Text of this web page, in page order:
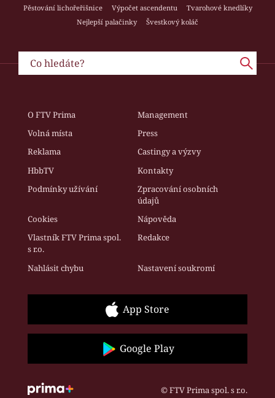
Pěstování lichořeřišnice
Výpočet ascendentu
Tvarohové knedlíky
Nejlepší palačinky
Švestkový koláč
O FTV Prima
Management
Volná místa
Press
Reklama
Castingy a výzvy
HbbTV
Kontakty
Podmínky užívání
Zpracování osobních
údajů
Cookies
Nápověda
Vlastník FTV Prima spol.
s r.o.
Redakce
Nahlásit chybu Nastavení soukromí
App Store
Google Play
© FTV Prima spol. s r.o.